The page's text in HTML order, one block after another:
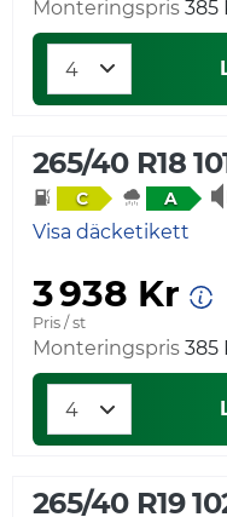
Monteringspris 385
265/40 R18
C A
Visa däcketikett
3 938 Kr
Pris / st
Monteringspris 385
265/40 R19